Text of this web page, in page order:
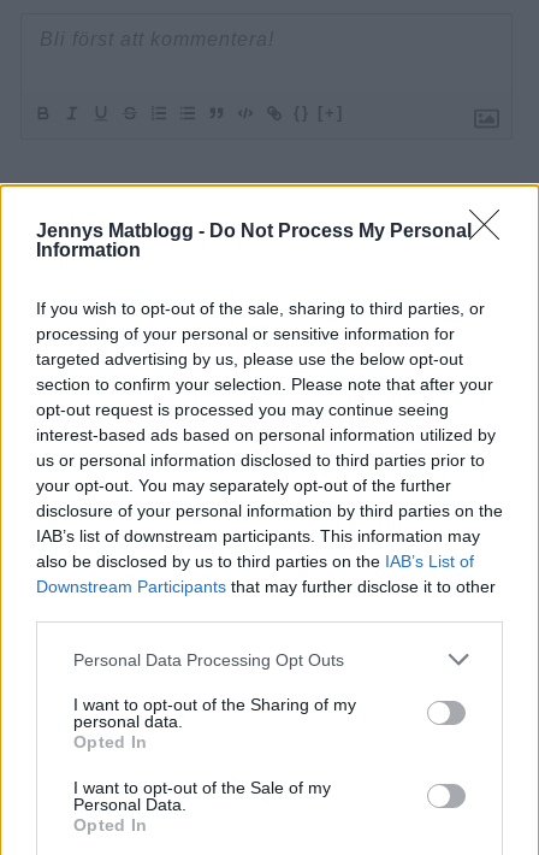
Jennys Matblogg - Do Not Process My Personal
Information
If you wish to opt-out of the sale, sharing to third parties, or
processing of your personal or sensitive information for
targeted advertising by us, please use the below opt-out
section to confirm your selection. Please note that after your
opt-out request is processed you may continue seeing
interest-based ads based on personal information utilized by
us or personal information disclosed to third parties prior to
your opt-out. You may separately opt-out of the further
disclosure of your personal information by third parties on the
IAB’s list of downstream participants. This information may
also be disclosed by us to third parties on the IAB’s List of
Downstream Participants that may further disclose it to other
Personal Data Processing Opt Outs
I want to opt-out of the Sharing of my
personal data.
Opted In
I want to opt-out of the Sale of my
Personal Data.
Opted In
{} [+]
God mörk fudge med
valnötter
Hej igen!
Här står vi och bakar för fullt, det är både polkabräck och
lyxiga tryfflar. Så jag tänkte det kunde passa med ett
annat godisrecept och då på en god
mörk fudge
toppad med valnötter